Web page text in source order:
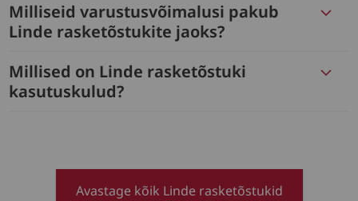
Milliseid varustusvõimalusi pakub
Linde rasketõstukite jaoks?
Millised on Linde rasketõstuki
kasutuskulud?
Avastage kõik Linde rasketõstukid